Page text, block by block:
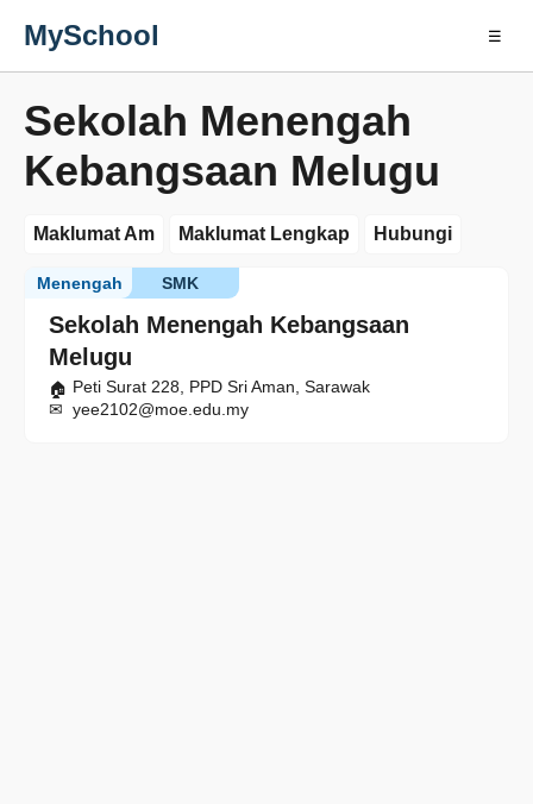
MySchool ☰
Sekolah Menengah
Kebangsaan Melugu
Maklumat Am Maklumat Lengkap Hubungi
Sekolah Menengah Kebangsaan
Melugu
SMK
Menengah
Peti Surat 228, PPD Sri Aman, Sarawak
yee2102@moe.edu.my